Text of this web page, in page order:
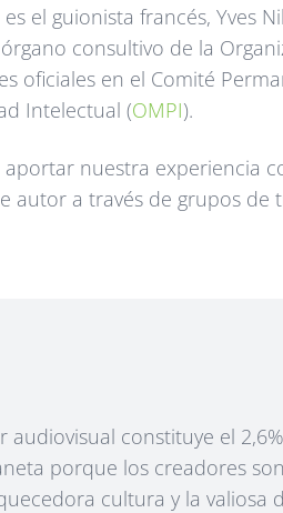
el guionista francés, Yves
consultivo de la
oficiales en el Comité
Intelectual (OMPI).
nuestra experiencia
autor a través de grupos
audiovisual constituye el
porque los creadores
cultura y la